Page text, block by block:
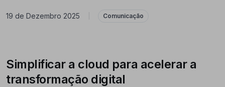
19 de Dezembro 2025 Comunicação
Simplificar a cloud para acelerar a
transformação digital